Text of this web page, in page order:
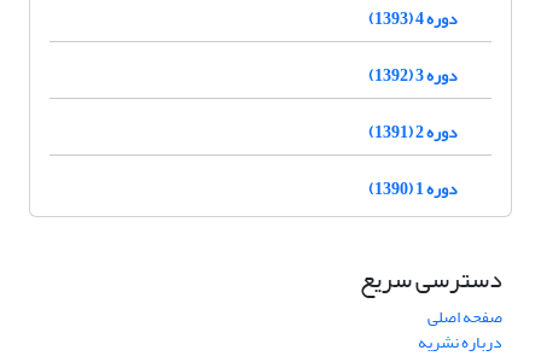
دوره 4 (1393)
دوره 3 (1392)
دوره 2 (1391)
دوره 1 (1390)
دسترسی سریع
صفحه اصلی
درباره نشریه